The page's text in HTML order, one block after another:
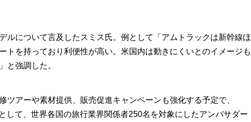
について言及したスミス氏。例として「アムトラックは新幹線ほ
トを持っており利便性が高い。米国内は動きにくいとのイメージも
と強調した。
アーや素材提供、販売促進キャンペーンも強化する予定で、
して、世界各国の旅行業界関係者250名を対象にしたアンバサダー